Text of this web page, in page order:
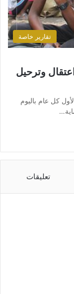
تقارير خاصة
وترحيل
كل عام باليوم
تعليقات